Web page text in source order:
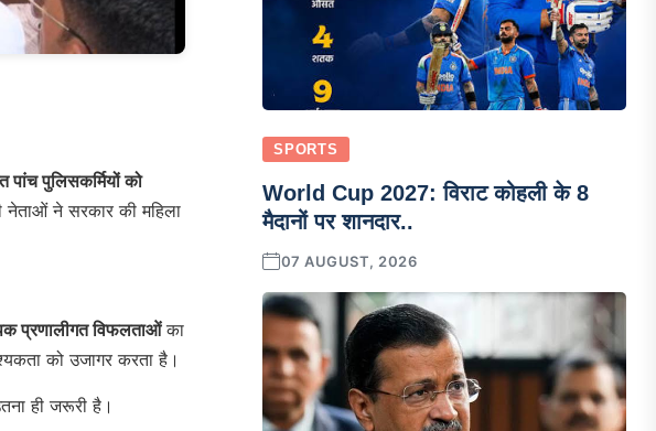
पुलिसकर्मियों को
नेताओं ने सरकार की महिला
प्रणालीगत विफलताओंका
को उजागर करता है।
ही जरूरी है।
SPORTS
World Cup 2027: विराट कोहली के 8
मैदानों पर शानदार..
07 AUGUST, 2026